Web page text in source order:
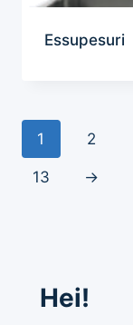
Essupesuri
1 2
13 →
Hei!